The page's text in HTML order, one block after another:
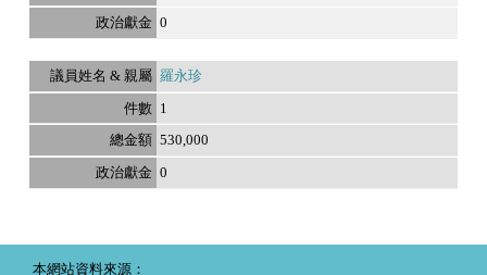
0
羅永珍
1
530,000
0
本網站資料來源：